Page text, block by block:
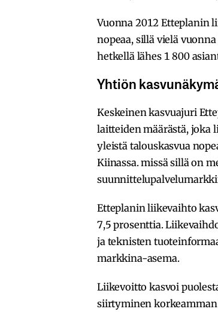
Vuonna 2012 Etteplanin
nopeaa, sillä vielä
hetkellä lähes 1 800
Yhtiön
Keskeinen kasvuajuri
laitteiden määrästä, joka
yleistä talouskasvua
Kiinassa. missä sillä on
Etteplanin liikevaihto
7,5 prosenttia.
ja teknisten
markkina-asema.
Liikevoitto kasvoi
siirtyminen